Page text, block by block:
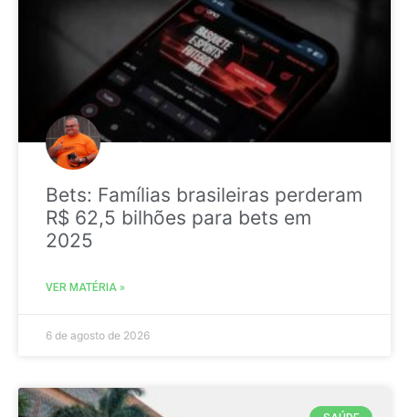
Bets: Famílias brasileiras perderam
R$ 62,5 bilhões para bets em
2025
VER MATÉRIA »
6 de agosto de 2026